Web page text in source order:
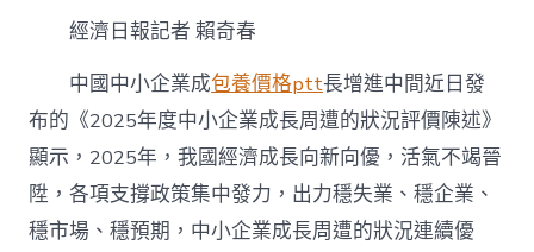
發
力
穩
固
運
營
甜
心
經濟日報記者 賴奇春
中國中小企業成包養價格ptt長增進中間近日發
布的《2025年度中小企業成長周遭的狀況評價陳述》
顯示，2025年，我國經濟成長向新向優，活氣不竭晉
陞，各項支撐政策集中發力，出力穩失業、穩企業、
穩市場、穩預期，中小企業成長周遭的狀況連續優